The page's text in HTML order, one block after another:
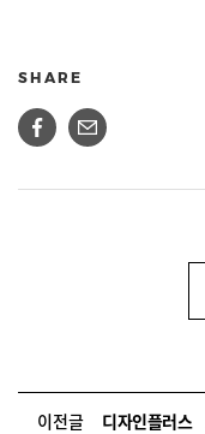
SHARE
이전글 디자인플러스